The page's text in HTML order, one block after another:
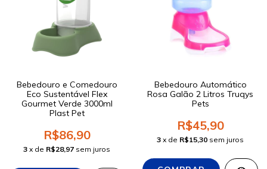
Bebedouro e Comedouro
Eco Sustentável Flex
Gourmet Verde 3000ml
Plast Pet
R$86,90
3 x de R$28,97 sem juros
Bebedouro Automático
Rosa Galão 2 Litros Truqys
Pets
R$45,90
3 x de R$15,30 sem juros